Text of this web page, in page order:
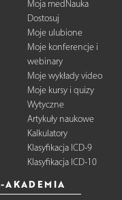
Moja medNauka
Dostosuj
Moje ulubione
Moje konferencje i
webinary
Moje wykłady video
Moje kursy i quizy
Wytyczne
Artykuły naukowe
Kalkulatory
Klasyfikacja ICD-9
Klasyfikacja ICD-10
AKADEMIA